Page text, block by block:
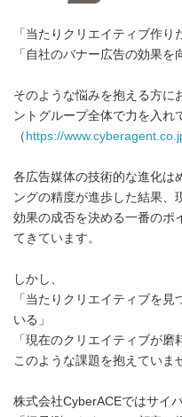
「当たりクリエイティブ作り
「自社のバナー広告の効果を
そのような悩みを抱える方に
ントグループ全体で力を入れ
（ https://
各広告媒体の技術的な進化は
ングの精度が進歩した結果、
効果の成否を決める一番のポ
てきています。
しかし、
「当たりクリエイティブを
いる」
「現在のクリエイティブが磨
このような課題を抱えていま
株式会社CyberACEではサイ